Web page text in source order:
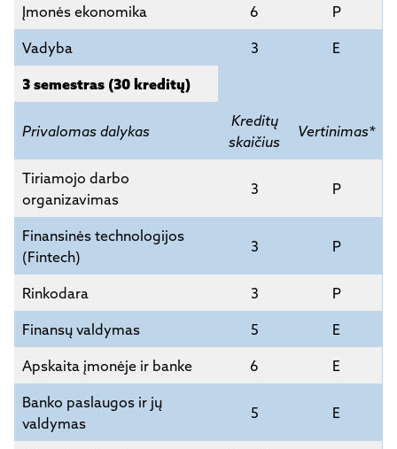
Įmonės ekonomika 6 P
Vadyba 3 E
3 semestras (30 kreditų)
Privalomas dalykas
Kreditų
skaičius
Vertinimas*
Tiriamojo darbo
organizavimas
3 P
Finansinės technologijos
(Fintech)
3 P
Rinkodara 3 P
Finansų valdymas 5 E
Apskaita įmonėje ir banke 6 E
Banko paslaugos ir jų
valdymas
5 E